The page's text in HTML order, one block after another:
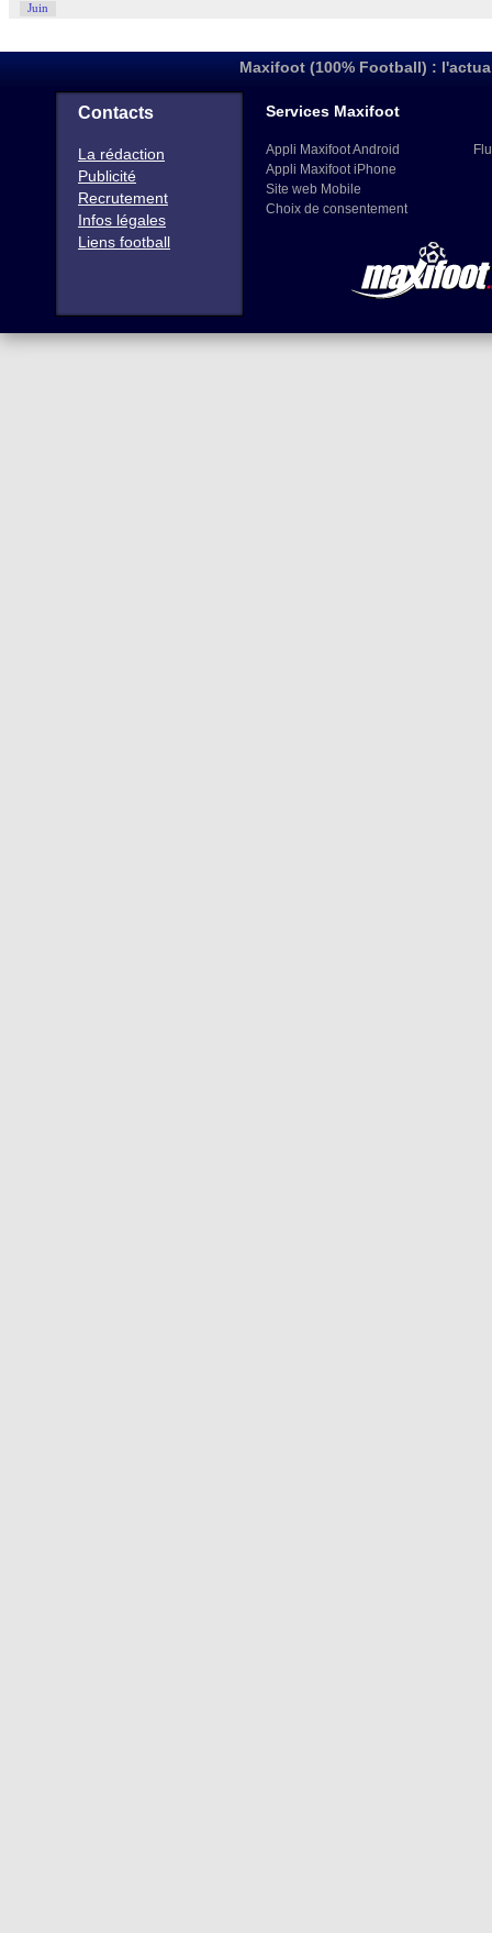
Juin
Maxifoot (100% Football) :
Contacts
La rédaction
Publicité
Recrutement
Infos légales
Liens football
Services Maxifoot
Appli Maxifoot Android
Appli Maxifoot iPhone
Site web Mobile
Choix de consentement